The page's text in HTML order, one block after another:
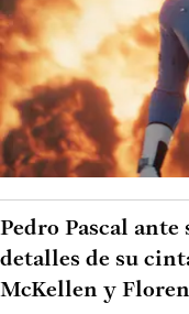
Pedro Pascal
detalles de su
McKellen y